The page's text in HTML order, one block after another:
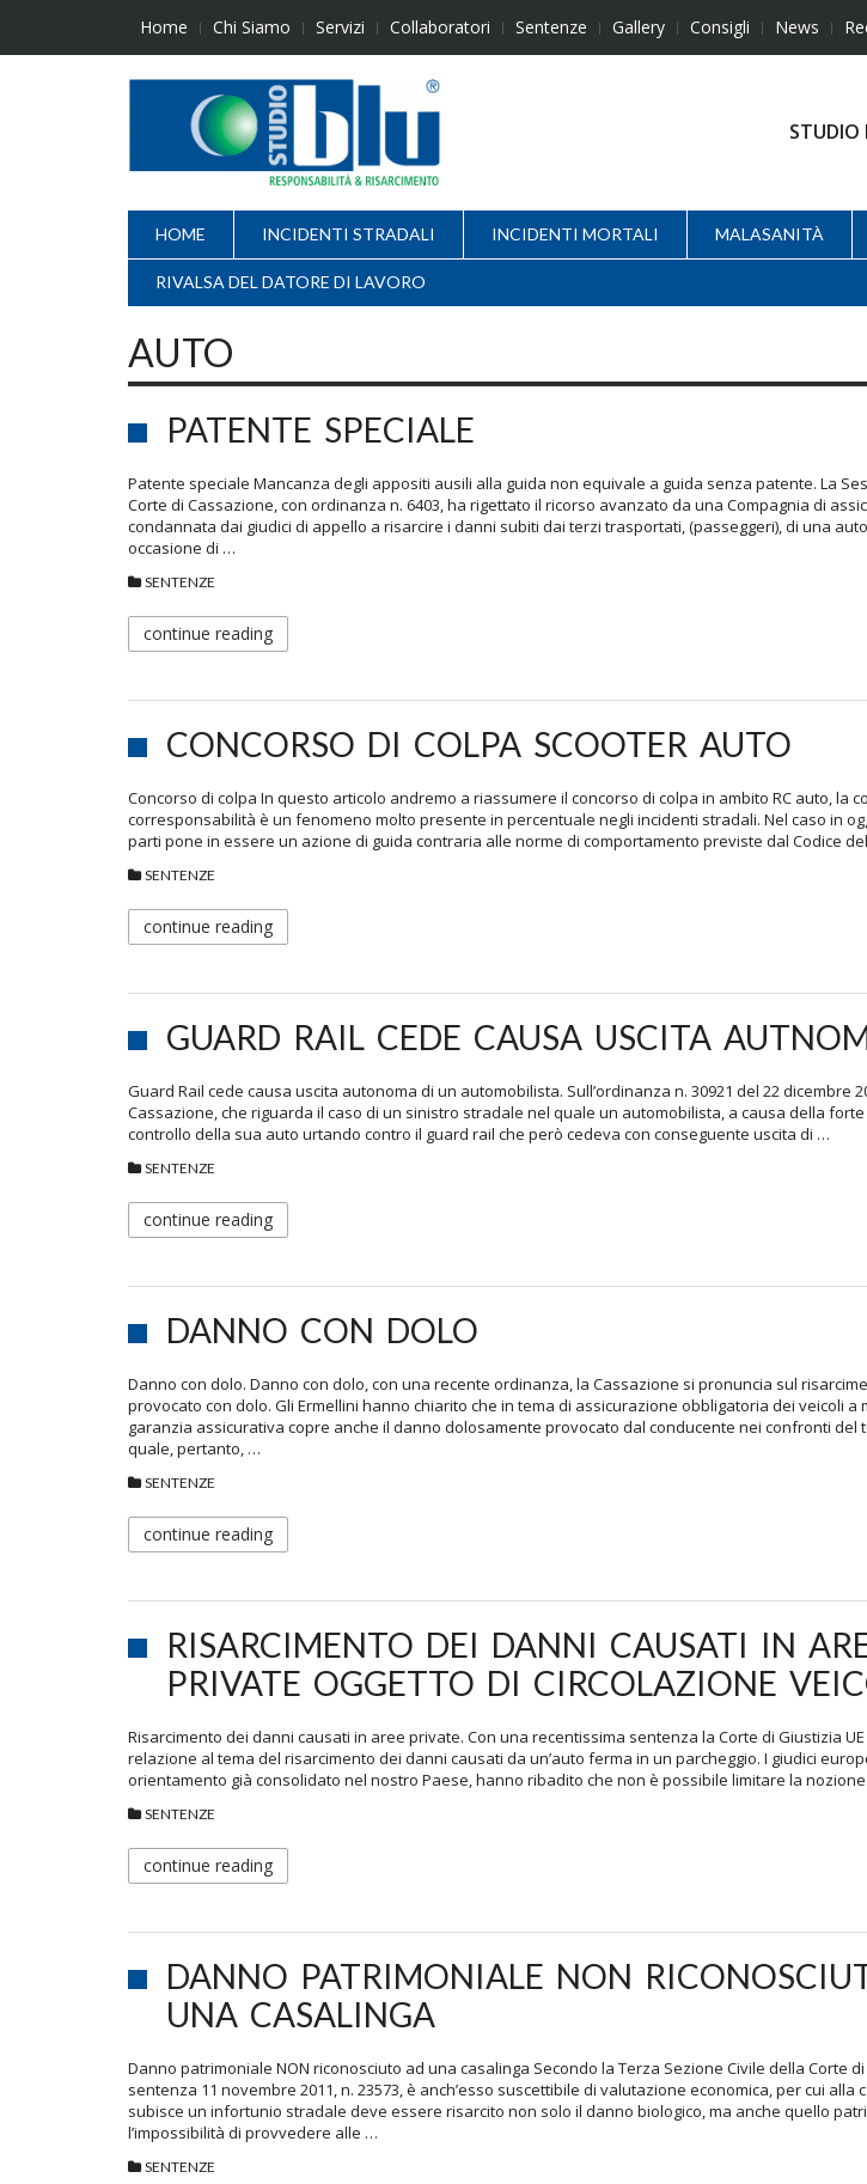
content
Home Chi Siamo Servizi Collaboratori Sentenze Gallery Consigli News
STUDIO
HOME INCIDENTI STRADALI INCIDENTI MORTALI MALASANITÀ
RIVALSA DEL DATORE DI LAVORO
AUTO
PATENTE SPECIALE
Patente speciale Mancanza degli appositi ausili alla guida non equivale a guida senza patente. La
Corte di Cassazione, con ordinanza n. 6403, ha rigettato il ricorso avanzato da una Compagnia di
condannata dai giudici di appello a risarcire i danni subiti dai terzi trasportati, (passeggeri), di una
occasione di …
SENTENZE
continue reading
CONCORSO DI COLPA SCOOTER AUTO
Concorso di colpa In questo articolo andremo a riassumere il concorso di colpa in ambito RC auto, la
corresponsabilità è un fenomeno molto presente in percentuale negli incidenti stradali. Nel caso in
parti pone in essere un azione di guida contraria alle norme di comportamento previste dal Codice
SENTENZE
continue reading
GUARD RAIL CEDE CAUSA USCITA
Guard Rail cede causa uscita autonoma di un automobilista. Sull’ordinanza n. 30921 del 22 dicembre
Cassazione, che riguarda il caso di un sinistro stradale nel quale un automobilista, a causa della
controllo della sua auto urtando contro il guard rail che però cedeva con conseguente uscita di …
SENTENZE
continue reading
DANNO CON DOLO
Danno con dolo. Danno con dolo, con una recente ordinanza, la Cassazione si pronuncia sul
provocato con dolo. Gli Ermellini hanno chiarito che in tema di assicurazione obbligatoria dei veicoli a
garanzia assicurativa copre anche il danno dolosamente provocato dal conducente nei confronti del
quale, pertanto, …
SENTENZE
continue reading
RISARCIMENTO DEI DANNI CAUSATI IN
PRIVATE OGGETTO DI CIRCOLAZIONE
Risarcimento dei danni causati in aree private. Con una recentissima sentenza la Corte di Giustizia
relazione al tema del risarcimento dei danni causati da un’auto ferma in un parcheggio. I giudici
orientamento già consolidato nel nostro Paese, hanno ribadito che non è possibile limitare la
SENTENZE
continue reading
DANNO PATRIMONIALE NON
UNA CASALINGA
Danno patrimoniale NON riconosciuto ad una casalinga Secondo la Terza Sezione Civile della Corte
sentenza 11 novembre 2011, n. 23573, è anch’esso suscettibile di valutazione economica, per cui alla
subisce un infortunio stradale deve essere risarcito non solo il danno biologico, ma anche quello
l’impossibilità di provvedere alle …
SENTENZE